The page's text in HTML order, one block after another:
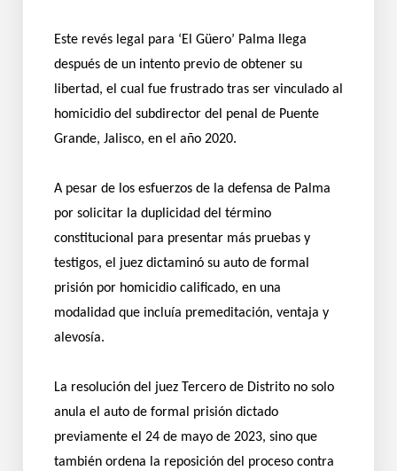
Este revés legal para ‘El Güero’ Palma llega
después de un intento previo de obtener su
libertad, el cual fue frustrado tras ser vinculado al
homicidio del subdirector del penal de Puente
Grande, Jalisco, en el año 2020.
A pesar de los esfuerzos de la defensa de Palma
por solicitar la duplicidad del término
constitucional para presentar más pruebas y
testigos, el juez dictaminó su auto de formal
prisión por homicidio calificado, en una
modalidad que incluía premeditación, ventaja y
alevosía.
La resolución del juez Tercero de Distrito no solo
anula el auto de formal prisión dictado
previamente el 24 de mayo de 2023, sino que
también ordena la reposición del proceso contra